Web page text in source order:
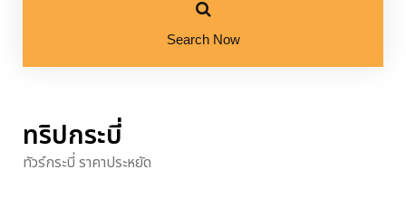
Search Now
ทริปกระบี่
ทัวร์กระบี่ ราคาประหยัด